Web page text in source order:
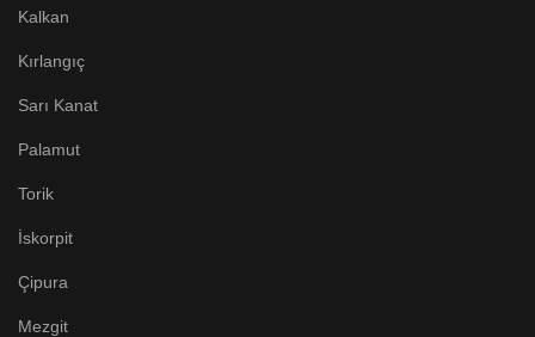
Kalkan
Kırlangıç
Sarı Kanat
Palamut
Torik
İskorpit
Çipura
Mezgit